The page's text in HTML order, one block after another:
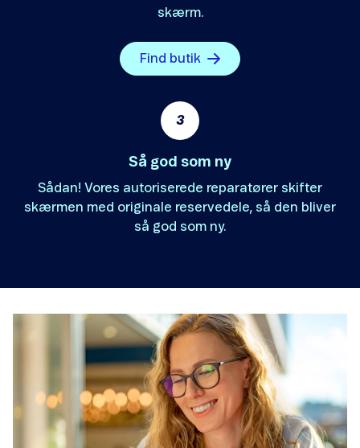
skærm.
Find butik
3
Så god som ny
Sådan! Vores autoriserede reparatører skifter
skærmen med originale reservedele, så den bliver
så god som ny.